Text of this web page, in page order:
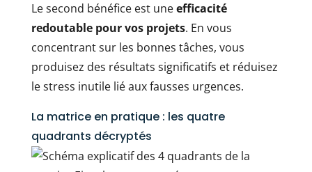
Le second bénéfice est uneefficacité
redoutable pour vos projets. En vous
concentrant sur les bonnes tâches, vous
produisez des résultats significatifs et réduisez
le stress inutile lié aux fausses urgences.
La matrice en pratique : les quatre
quadrants décryptés